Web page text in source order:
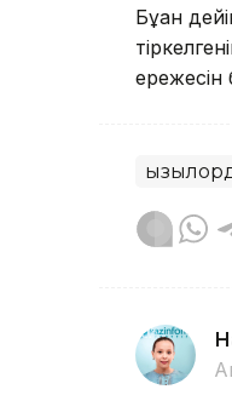
Бұған
ережесін